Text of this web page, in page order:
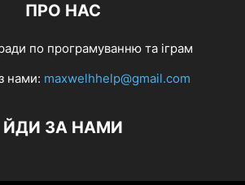
ПРО НАС
по програмуванню та іграм
нами: maxwelhhelp@gmail.com
ЙДИ ЗА НАМИ